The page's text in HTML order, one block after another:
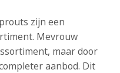
zijn een
Mevrouw
maar door
aanbod. Dit